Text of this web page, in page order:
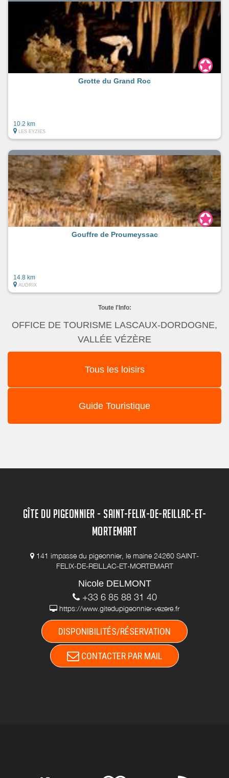
Grotte du Grand Roc
10.2 km
LES EYZIES
Gouffre de Proumeyssac
14.8 km
AUDRIX
Toute l'Info:
OFFICE DE TOURISME LASCAUX-DORDOGNE,
VALLÉE VÉZÈRE
Tous les loisirs
Guide Touristique
GÎTE DU PIGEONNIER - SAINT-FELIX-DE-REILLAC-ET-
MORTEMART
141 impasse du pigeonnier, le maine 24260 SAINT-
FELIX-DE-REILLAC-ET-MORTEMART
Nicole DELMONT
+33 6 85 88 31 40
https://www.gitedupigeonnier-vezere.fr
DISPONIBILITÉS/RÉSERVATION
CONTACTER PAR MAIL